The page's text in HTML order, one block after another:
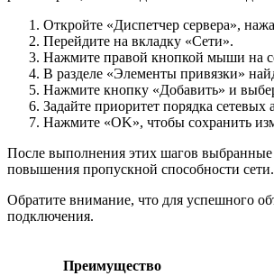
Откройте «Диспетчер сервера»,
Перейдите на вкладку «Сети».
Нажмите правой кнопкой мыши на
В разделе «Элементы привязки»
Нажмите кнопку «Добавить» и
Задайте приоритет порядка сетевых
Нажмите «OK», чтобы сохранить
После выполнения этих шагов выбранные
повышения пропускной способности сети.
Обратите внимание, что для успешного
подключения.
Преимущество